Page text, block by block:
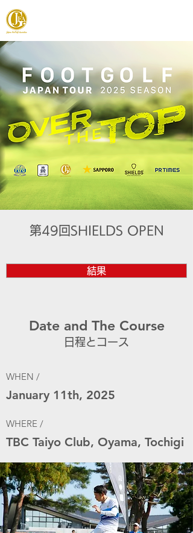
第49回SHIELDS OPEN
結果
Date and The Course
日程とコース
WHEN /
January 11th, 2025
WHERE /
TBC Taiyo Club, Oyama, Tochigi